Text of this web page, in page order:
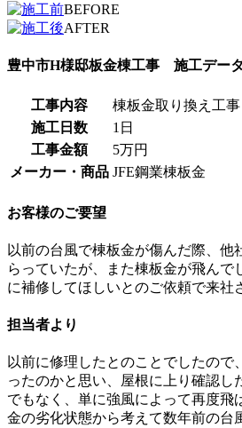
BEFORE
AFTER
豊中市H様邸板金棟工事 施工データ
工事内容
棟板金取り換え工事
施工日数
1日
工事金額
5万円
メーカー・商品 JFE鋼業棟板金
お客様のご要望
以前の台風で棟板金が傷んだ際、他
らっていたが、また棟板金が飛んで
に補修してほしいとのご依頼で来社
担当者より
以前に修理したとのことでしたので
ったのかと思い、屋根に上り確認し
でもなく、単に強風によって再度飛
金の劣化状態から考えて数年前の台